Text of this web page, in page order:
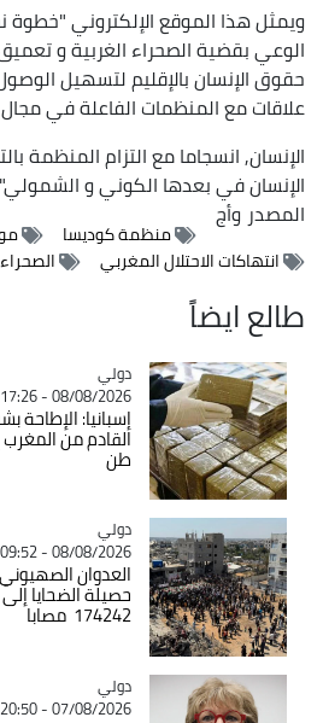
ويمثل هذا الموقع الإلكتروني "خطوة
الوعي بقضية الصحراء الغربية و
حقوق الإنسان بالإقليم لتسهيل الوصول
علاقات مع المنظمات الفاعلة في
الإنسان, انسجاما مع التزام المنظمة
الإنسان في بعدها الكوني و الشمولي".
المصدروأج
منظمة كوديسا
انتهاكات الاحتلال المغربي
الصحراء
طالع ايضاً
Catégorie
دولي
08/08/2026 - 17:26
إسبانيا: الإطاحة
طن
Catégorie
دولي
08/08/2026 - 09:52
العدوان الصهيوني
174242 مصابا
Catégorie
دولي
07/08/2026 - 20:50